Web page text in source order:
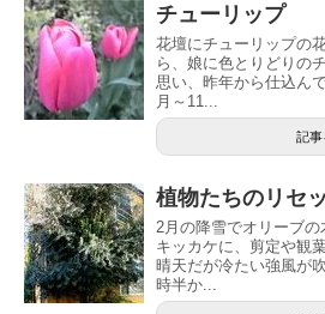
チューリップ
花壇にチューリップの
ら、娘に色とりどりの
思い、昨年から仕込ん
月～11...
記事
植物たちのリセ
2月の降雪でオリーブ
キッカケに、剪定や観
晴天だが冷たい強風が
時半か...